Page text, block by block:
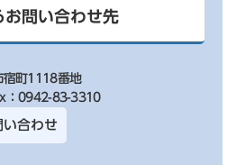
お問い合わせ先
宿町1118番地
：0942-83-3310
い合わせ